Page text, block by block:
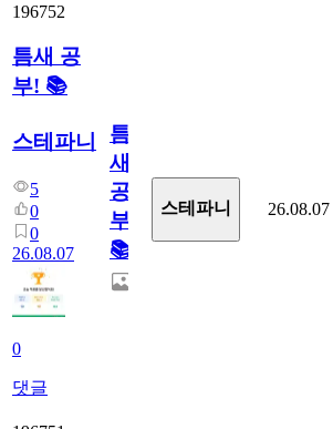
196752
틈새 공
부! 📚
스테파니
5
0
0
26.08.07
0
댓글
틈
새
공
부!
📚
스테파니 26.08.07